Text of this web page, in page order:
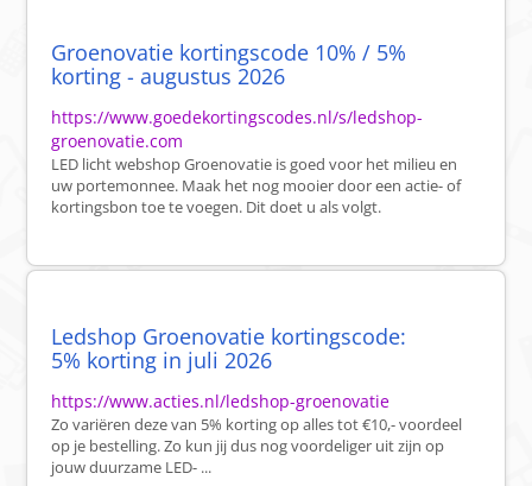
Groenovatie kortingscode 10% / 5%
korting - augustus 2026
https://www.goedekortingscodes.nl/s/ledshop-
groenovatie.com
LED licht webshop Groenovatie is goed voor het milieu en
uw portemonnee. Maak het nog mooier door een actie- of
kortingsbon toe te voegen. Dit doet u als volgt.
Ledshop Groenovatie kortingscode:
5% korting in juli 2026
https://www.acties.nl/ledshop-groenovatie
Zo variëren deze van 5% korting op alles tot €10,- voordeel
op je bestelling. Zo kun jij dus nog voordeliger uit zijn op
jouw duurzame LED- ...